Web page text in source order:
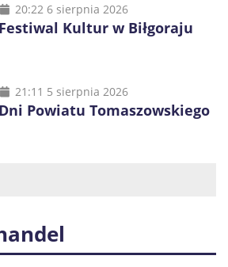
20:22 6 sierpnia 2026
Festiwal Kultur w Biłgoraju
21:11 5 sierpnia 2026
Dni Powiatu Tomaszowskiego